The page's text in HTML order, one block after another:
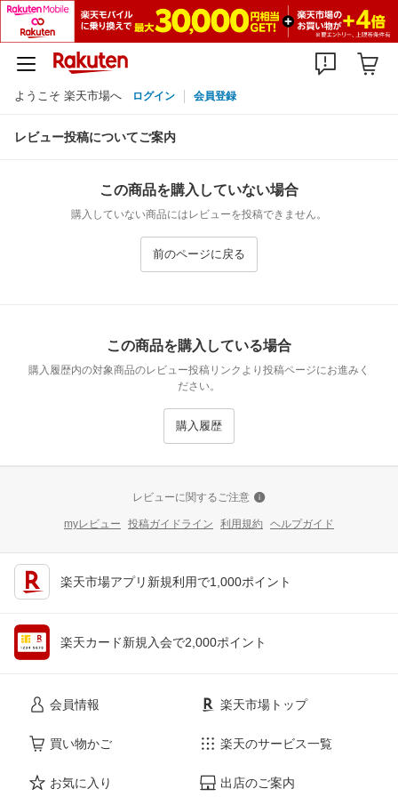
ようこそ 楽天市場へ ログイン 会員登録
レビュー投稿についてご案内
この商品を購入していない場合
購入していない商品にはレビューを投稿できません。
前のページに戻る
この商品を購入している場合
購入履歴内の対象商品のレビュー投稿リンクより投稿ページにお進みく
ださい。
購入履歴
レビューに関するご注意
myレビュー 投稿ガイドライン 利用規約 ヘルプガイド
楽天市場アプリ新規利用で1,000ポイント
楽天カード新規入会で2,000ポイント
会員情報
買い物かご
お気に入り
楽天市場トップ
楽天のサービス一覧
出店のご案内